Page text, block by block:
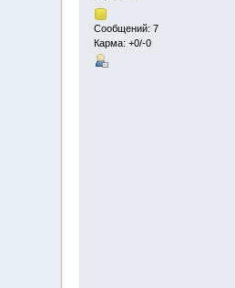
Сообщений: 7
Карма: +0/-0